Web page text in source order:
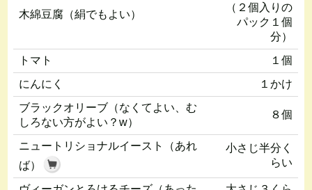
木綿豆腐（絹でもよい）
（２個入りの
パック１個
分）
トマト
１個
にんにく
１かけ
ブラックオリーブ（なくてよい、む
しろない方がよい？w）
８個
ニュートリショナルイースト（あれ
ば）
小さじ半分く
らい